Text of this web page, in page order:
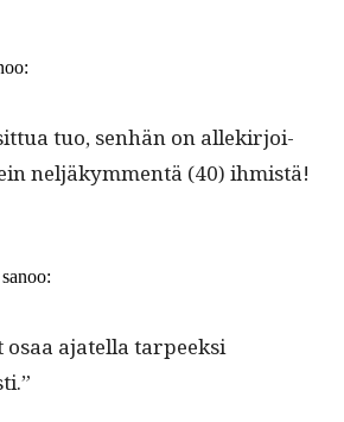
tuo, sen­hän on allekir­joi­
neljäkym­men­tä (40) ihmistä!
sanoo:
osaa ajatel­la tarpeek­si